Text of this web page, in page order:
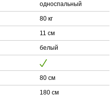
односпальный
80 кг
11 см
белый
80 см
180 см